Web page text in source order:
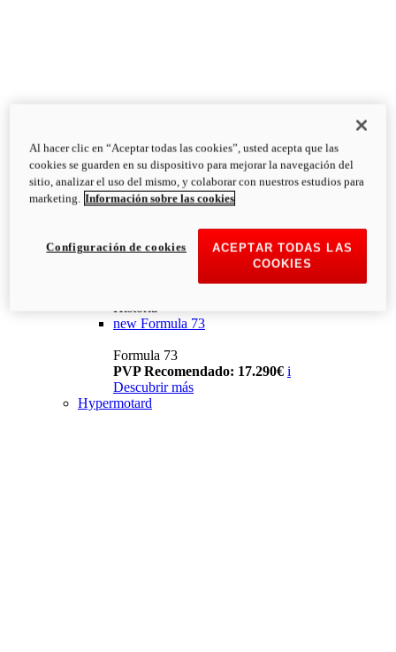
Historia
new Formula 73
Formula 73
PVP Recomendado: 17.290€ i
Descubrir más
Hypermotard
Al hacer clic en “Aceptar todas las cookies”, usted acepta que las
cookies se guarden en su dispositivo para mejorar la navegación del
sitio, analizar el uso del mismo, y colaborar con nuestros estudios para
marketing. Información sobre las cookies
ACEPTAR TODAS LAS
COOKIES
Configuración de cookies